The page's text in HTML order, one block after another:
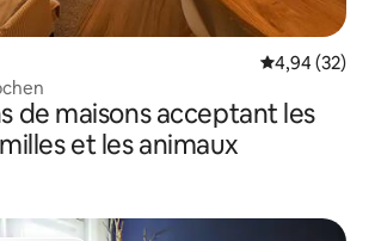
Évaluation
4,94 (32)
de maisons acceptant les
et les animaux